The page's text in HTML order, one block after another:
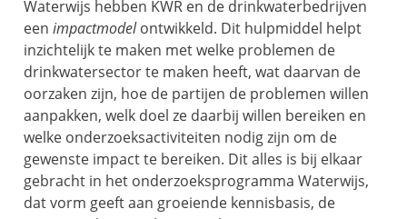
Waterwijs hebben KWR en de drinkwaterbedrijven
een impactmodelontwikkeld. Dit hulpmiddel helpt
inzichtelijk te maken met welke problemen de
drinkwatersector te maken heeft, wat daarvan de
oorzaken zijn, hoe de partijen de problemen willen
aanpakken, welk doel ze daarbij willen bereiken en
welke onderzoeksactiviteiten nodig zijn om de
gewenste impact te bereiken. Dit alles is bij elkaar
gebracht in het onderzoeksprogramma Waterwijs,
dat vorm geeft aan groeiende kennisbasis, de